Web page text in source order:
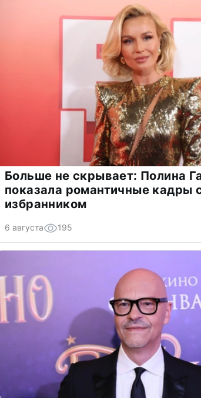
Больше не скрывает: Полина
показала романтичные кадры
избранником
6 августа 195